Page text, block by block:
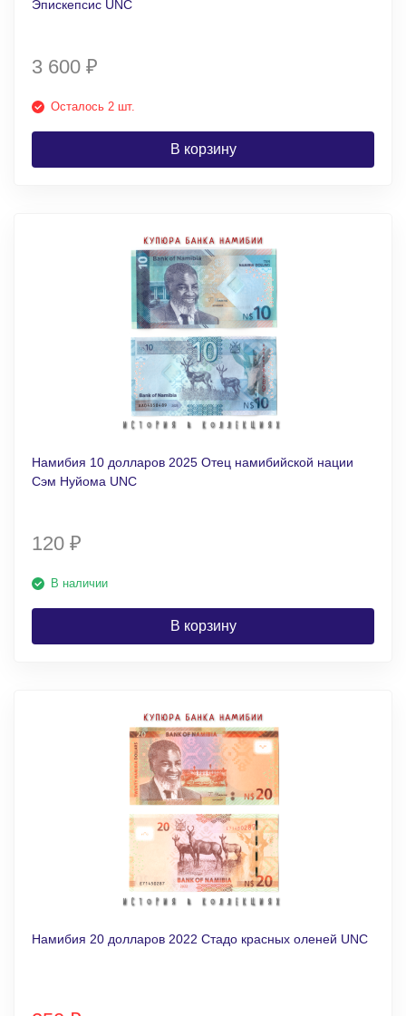
Эпискепсис UNC
3 600 ₽
Осталось 2 шт.
В корзину
Намибия 10 долларов 2025 Отец намибийской нации
Сэм Нуйома UNC
120 ₽
В наличии
В корзину
Намибия 20 долларов 2022 Стадо красных оленей UNC